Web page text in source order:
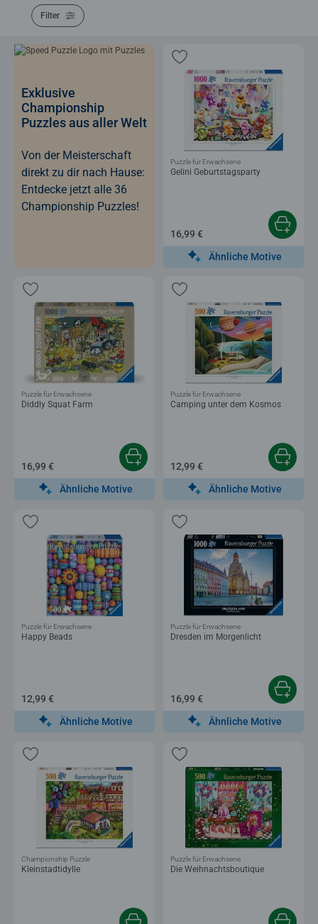
Filter
Exklusive
Championship
Puzzles aus aller Welt
Von der Meisterschaft
direkt zu dir nach Hause:
Entdecke jetzt alle 36
Championship Puzzles!
Gelini Geburtstagsparty
Puzzle für Erwachsene
16,99 €
Ähnliche Motive
Diddly Squat Farm
Puzzle für Erwachsene
16,99 €
Ähnliche Motive
Camping unter dem Kosmos
Puzzle für Erwachsene
12,99 €
Ähnliche Motive
Happy Beads
Puzzle für Erwachsene
12,99 €
Ähnliche Motive
Dresden im Morgenlicht
Puzzle für Erwachsene
16,99 €
Ähnliche Motive
Kleinstadtidylle
Championship Puzzle
Die Weihnachtsboutique
Puzzle für Erwachsene